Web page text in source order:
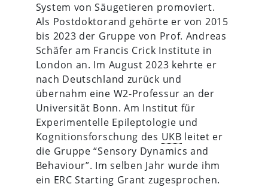
System von Säugetieren promoviert.
Als Postdoktorand gehörte er von 2015
bis 2023 der Gruppe von Prof. Andreas
Schäfer am Francis Crick Institute in
London an. Im August 2023 kehrte er
nach Deutschland zurück und
übernahm eine W2-Professur an der
Universität Bonn. Am Institut für
Experimentelle Epileptologie und
Kognitionsforschung des UKB leitet er
die Gruppe “Sensory Dynamics and
Behaviour”. Im selben Jahr wurde ihm
ein ERC Starting Grant zugesprochen.